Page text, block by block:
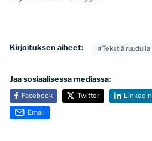
Kirjoituksen aiheet: #Tekstiä ruudulla
Jaa sosiaalisessa mediassa:
Facebook Twitter LinkedIn
Email